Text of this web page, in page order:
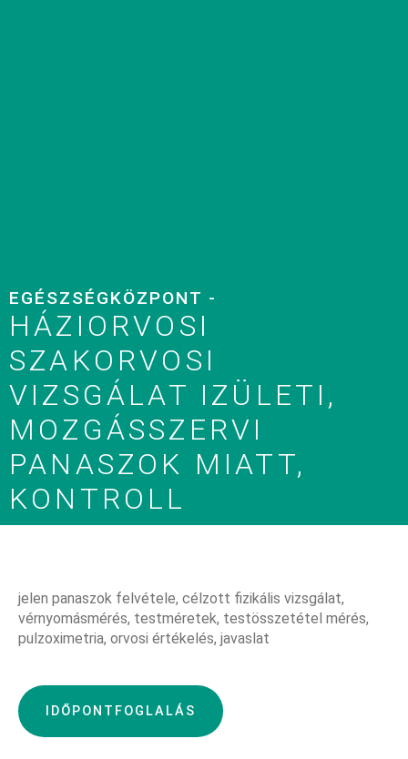
EGÉSZSÉGKÖZPONT -
HÁZIORVOSI
SZAKORVOSI
VIZSGÁLAT IZÜLETI,
MOZGÁSSZERVI
PANASZOK MIATT,
KONTROLL
jelen panaszok felvétele, célzott fizikális vizsgálat,
vérnyomásmérés, testméretek, testösszetétel mérés,
pulzoximetria, orvosi értékelés, javaslat
IDŐPONTFOGLALÁS